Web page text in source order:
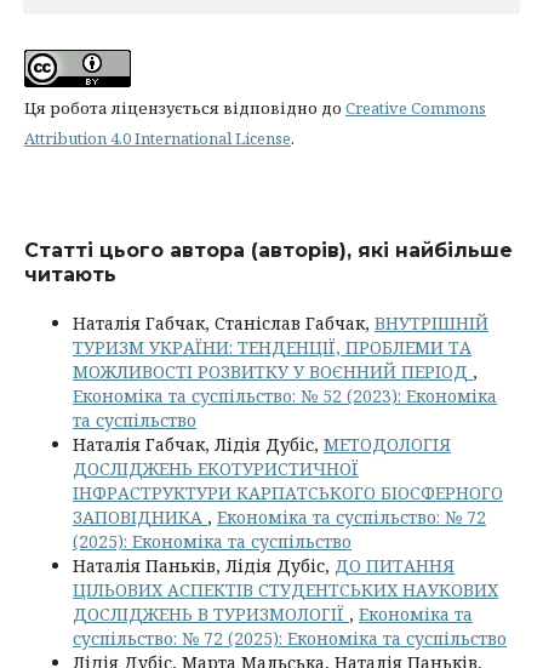
Ця робота ліцензується відповідно до Creative Commons
Attribution 4.0 International License.
Статті цього автора (авторів), які найбільше
читають
Наталія Габчак, Станіслав Габчак, ВНУТРІШНІЙ
ТУРИЗМ УКРАЇНИ: ТЕНДЕНЦІЇ, ПРОБЛЕМИ ТА
МОЖЛИВОСТІ РОЗВИТКУ У ВОЄННИЙ ПЕРІОД ,
Економіка та суспільство: № 52 (2023): Економіка
та суспільство
Наталія Габчак, Лідія Дубіс, МЕТОДОЛОГІЯ
ДОСЛІДЖЕНЬ ЕКОТУРИСТИЧНОЇ
ІНФРАСТРУКТУРИ КАРПАТСЬКОГО БІОСФЕРНОГО
ЗАПОВІДНИКА , Економіка та суспільство: № 72
(2025): Економіка та суспільство
Наталія Паньків, Лідія Дубіс, ДО ПИТАННЯ
ЦІЛЬОВИХ АСПЕКТІВ СТУДЕНТСЬКИХ НАУКОВИХ
ДОСЛІДЖЕНЬ В ТУРИЗМОЛОГІЇ , Економіка та
суспільство: № 72 (2025): Економіка та суспільство
Лідія Дубіс, Марта Мальська, Наталія Паньків,